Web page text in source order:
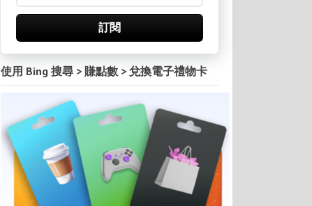
訂閱
使用 Bing 搜尋 > 賺點數 > 兌換電子禮物卡